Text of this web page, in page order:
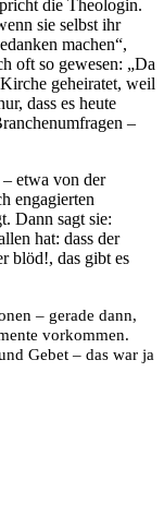
die Theologin.
sie selbst ihr
machen“,
oft so gewesen: „Da
geheiratet, weil
dass es heute
–
etwa von der
engagierten
Dann sagt sie:
hat: dass der
blöd!, das gibt es
– gerade dann,
vorkommen.
Gebet – das war ja